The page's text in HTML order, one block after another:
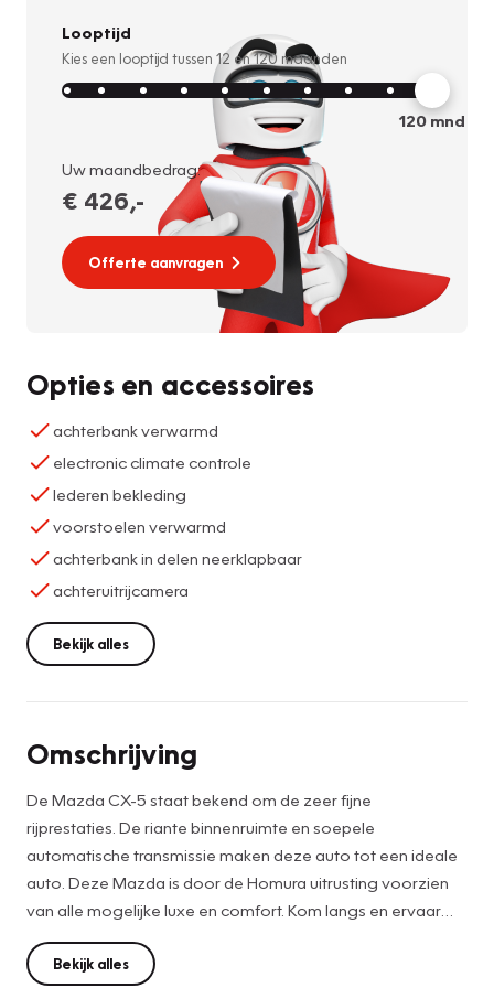
Looptijd
Kies een looptijd tussen 12 en120 maanden
120mnd
Uw maandbedrag:
€ 426,-
Offerte aanvragen
Opties en accessoires
achterbank verwarmd
electronic climate controle
lederen bekleding
voorstoelen verwarmd
achterbank in delen neerklapbaar
achteruitrijcamera
Bekijk alles
Omschrijving
De Mazda CX-5 staat bekend om de zeer fijne
rijprestaties. De riante binnenruimte en soepele
automatische transmissie maken deze auto tot een ideale
auto. Deze Mazda is door de Homura uitrusting voorzien
van alle mogelijke luxe en comfort. Kom langs en ervaar
het zelf. Deze auto is Nederlands geleverd en dealer
onderhouden (aantoonbaar). Tevens zit de auto nog in de
Bekijk alles